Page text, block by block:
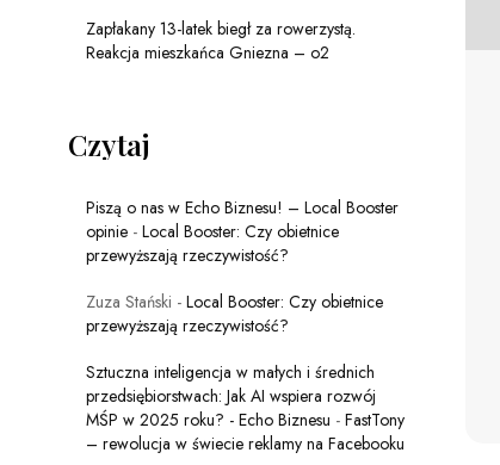
Zapłakany 13-latek biegł za rowerzystą.
Reakcja mieszkańca Gniezna – o2
Czytaj
Piszą o nas w Echo Biznesu! – Local Booster
opinie - Local Booster: Czy obietnice
przewyższają rzeczywistość?
Zuza Stański - Local Booster: Czy obietnice
przewyższają rzeczywistość?
Sztuczna inteligencja w małych i średnich
przedsiębiorstwach: Jak AI wspiera rozwój
MŚP w 2025 roku? - Echo Biznesu - FastTony
– rewolucja w świecie reklamy na Facebooku